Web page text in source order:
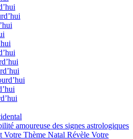
amoureuse des signes astrologiques
Votre Thème Natal Révèle Votre